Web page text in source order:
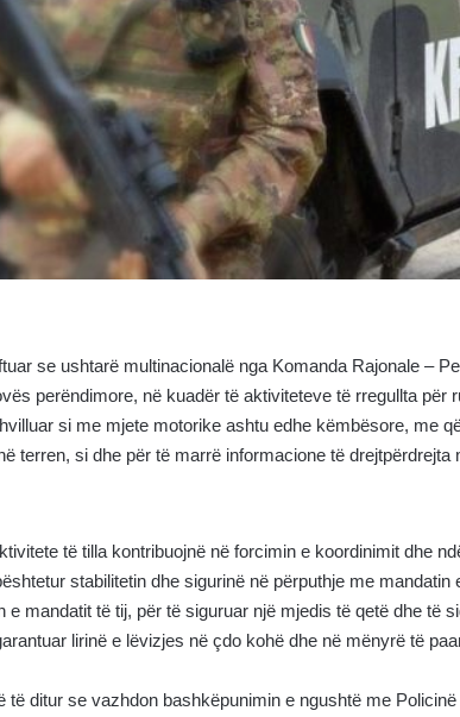
se ushtarë multinacionalë nga Komanda Rajonale –
perëndimore, në kuadër të aktiviteteve të rregullta për
si me mjete motorike ashtu edhe këmbësore, me
terren, si dhe për të marrë informacione të drejtpërdrejta
të tilla kontribuojnë në forcimin e koordinimit dhe
stabilitetin dhe sigurinë në përputhje me
e mandatit të tij, për të siguruar një mjedis të qetë dhe të
lirinë e lëvizjes në çdo kohë dhe në mënyrë të
të ditur se vazhdon bashkëpunimin e ngushtë me